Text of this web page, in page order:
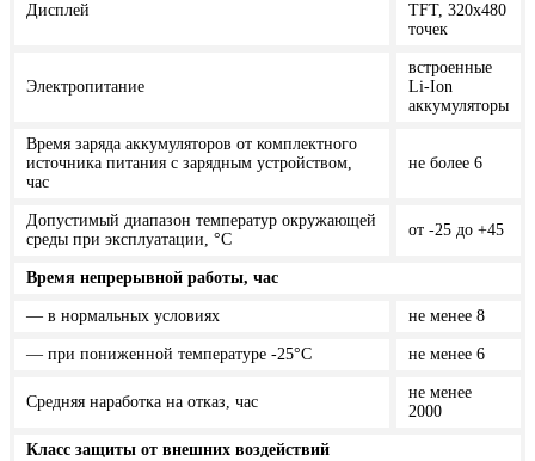
Дисплей
TFT, 320х480
точек
Электропитание
встроенные
Li-Ion
аккумуляторы
Время заряда аккумуляторов от комплектного
источника питания с зарядным устройством,
час
не более 6
Допустимый диапазон температур окружающей
среды при эксплуатации, °С
от -25 до +45
Время непрерывной работы, час
— в нормальных условиях не менее 8
— при пониженной температуре -25°С не менее 6
Средняя наработка на отказ, час
не менее
2000
Класс защиты от внешних воздействий